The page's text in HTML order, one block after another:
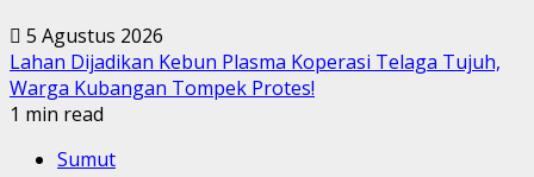
5 Agustus 2026
Lahan Dijadikan Kebun Plasma Koperasi Telaga Tujuh,
Warga Kubangan Tompek Protes!
1 min read
Sumut